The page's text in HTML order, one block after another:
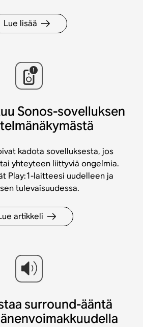
Lue lisää
Sonos-sovelluksen
kadota sovelluksesta, jos
yhteyteen liittyviä ongelmia.
Play:1-laitteesi uudelleen ja
tulevaisuudessa.
artikkeli
surround-ääntä